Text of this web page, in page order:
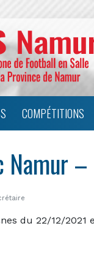
COMPÉTITIONS
Namur
du 22/12/